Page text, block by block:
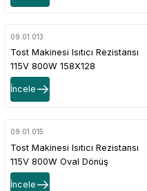
09.01.013
Tost Makinesi Isıtıcı Rezistansı
115V 800W 158X128
İncele
09.01.015
Tost Makinesi Isıtıcı Rezistansı
115V 800W Oval Dönüş
İncele